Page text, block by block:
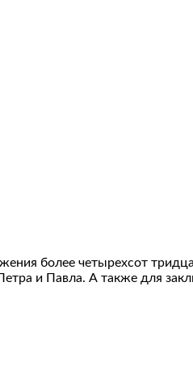
более четырехсот
и Павла. А также для